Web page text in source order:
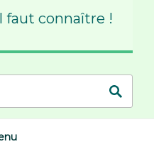
connaître !